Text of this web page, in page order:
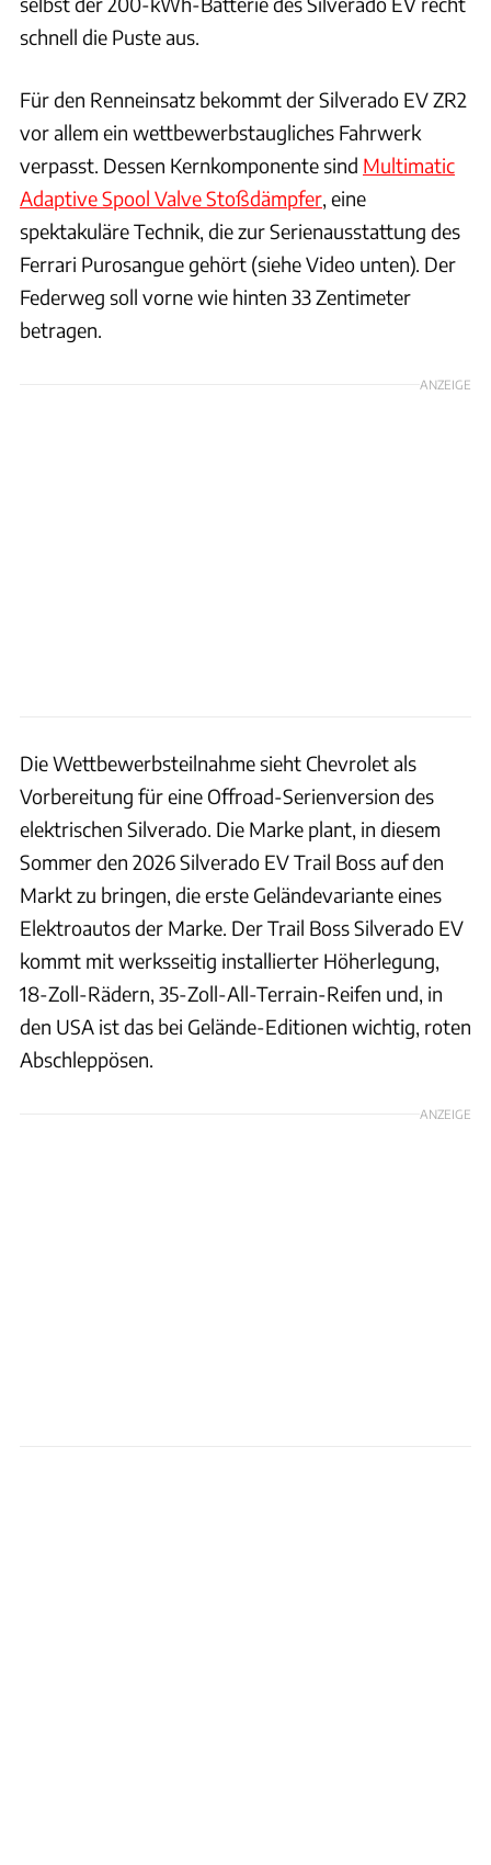
schnell die Puste aus.
Für den Renneinsatz bekommt der Silverado EV ZR2
vor allem ein wettbewerbstaugliches Fahrwerk
verpasst. Dessen Kernkomponente sind Multimatic
Adaptive Spool Valve Stoßdämpfer, eine
spektakuläre Technik, die zur Serienausstattung des
Ferrari Purosangue gehört (siehe Video unten). Der
Federweg soll vorne wie hinten 33 Zentimeter
betragen.
ANZEIGE
Die Wettbewerbsteilnahme sieht Chevrolet als
Vorbereitung für eine Offroad-Serienversion des
elektrischen Silverado. Die Marke plant, in diesem
Sommer den 2026 Silverado EV Trail Boss auf den
Markt zu bringen, die erste Geländevariante eines
Elektroautos der Marke. Der Trail Boss Silverado EV
kommt mit werksseitig installierter Höherlegung,
18-Zoll-Rädern, 35-Zoll-All-Terrain-Reifen und, in
den USA ist das bei Gelände-Editionen wichtig, roten
Abschleppösen.
ANZEIGE